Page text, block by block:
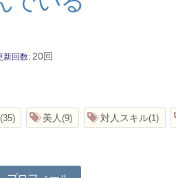
新回数 20回
35 美人 9 対人スキル 1